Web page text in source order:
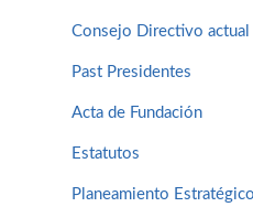
Consejo Directivo actual
Past Presidentes
Acta de Fundación
Estatutos
Planeamiento Estratégico